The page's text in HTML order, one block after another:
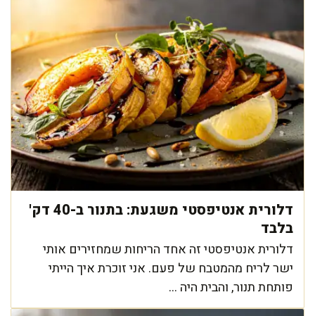
דלורית אנטיפסטי משגעת: בתנור ב-40 דק'
בלבד
דלורית אנטיפסטי זה אחד הריחות שמחזירים אותי
ישר לריח מהמטבח של פעם. אני זוכרת איך הייתי
פותחת תנור, והבית היה ...